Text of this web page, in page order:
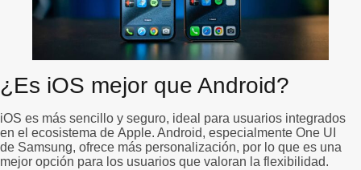
¿Es iOS mejor que Android?
iOS es más sencillo y seguro, ideal para usuarios integrados
en el ecosistema de Apple. Android, especialmente One UI
de Samsung, ofrece más personalización, por lo que es una
mejor opción para los usuarios que valoran la flexibilidad.